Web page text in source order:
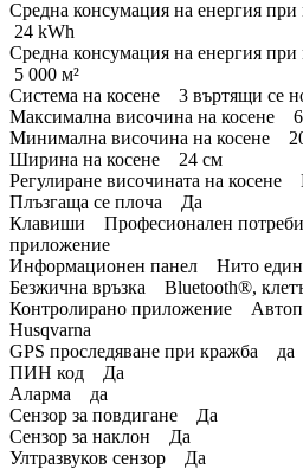
Средна консумация на енергия
24 kWh
Средна консумация на енергия
5 000 м²
Система на косене 3 въртящи се
Максимална височина на косене
Минимална височина на косене
Ширина на косене 24 см
Регулиране височината на косене
Плъзгаща се плоча Да
Клавиши Професионален
приложение
Информационен панел Нито един
Безжична връзка Bluetooth®,
Контролирано приложение
Husqvarna
GPS проследяване при кражба да
ПИН код Да
Аларма да
Сензор за повдигане Да
Сензор за наклон Да
Ултразвуков сензор Да